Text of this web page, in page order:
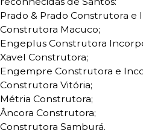
Prado & Prado Construtora e
Construtora Macuco;
Engeplus Construtora
Xavel Construtora;
Engempre Construtora e
Construtora Vitória;
Métria Construtora;
Âncora Construtora;
Construtora Samburá.